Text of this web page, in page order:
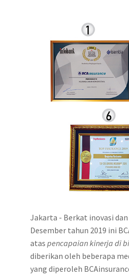
Jakarta - Berkat inovasi
Desember tahun 2019 ini
atas pencapaian kinerja di
diberikan oleh beberapa
yang diperoleh